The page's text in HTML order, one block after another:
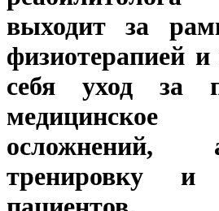
выходит за
физиотерапией
себя уход за
тренировку и